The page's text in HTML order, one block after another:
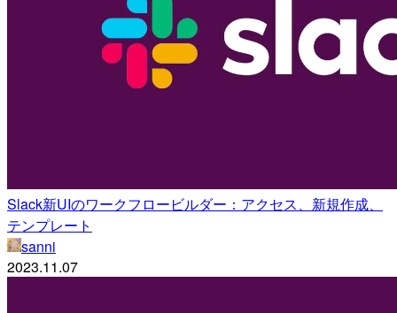
Slack新UIのワークフロービルダー：アクセス、新規作成、
テンプレート
sanni
2023.11.07